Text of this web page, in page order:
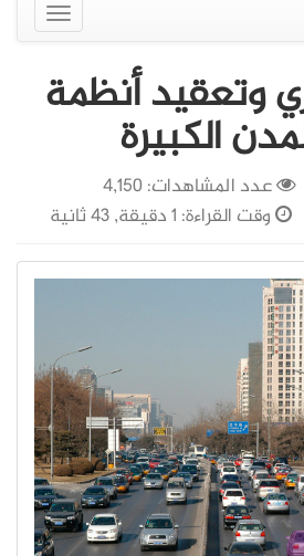
عرض
القائمة
وتعقيد أنظمة
الكبيرة
عدد المشاهدات: 4,150
وقت القراءة: 1 دقيقة, 43 ثانية